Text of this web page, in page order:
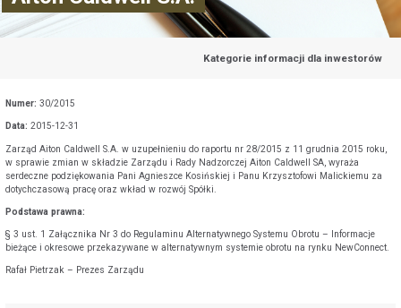
Kategorie informacji dla inwestorów
Numer:30/2015
Data: 2015-12-31
Zarząd Aiton Caldwell S.A. w uzupełnieniu do raportu nr 28/2015 z 11 grudnia 2015 roku,
w sprawie zmian w składzie Zarządu i Rady Nadzorczej Aiton Caldwell SA, wyraża
serdeczne podziękowania Pani Agnieszce Kosińskiej i Panu Krzysztofowi Malickiemu za
dotychczasową pracę oraz wkład w rozwój Spółki.
Podstawa prawna:
§ 3 ust. 1 Załącznika Nr 3 do Regulaminu Alternatywnego Systemu Obrotu – Informacje
bieżące i okresowe przekazywane w alternatywnym systemie obrotu na rynku NewConnect.
Rafał Pietrzak – Prezes Zarządu